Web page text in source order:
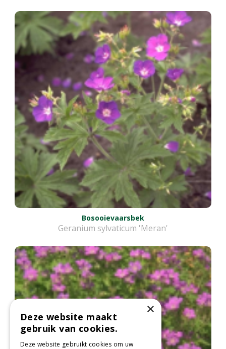
Bosooievaarsbek
Geranium sylvaticum 'Meran'
×
Deze website maakt
gebruik van cookies.
Deze website gebruikt cookies om uw